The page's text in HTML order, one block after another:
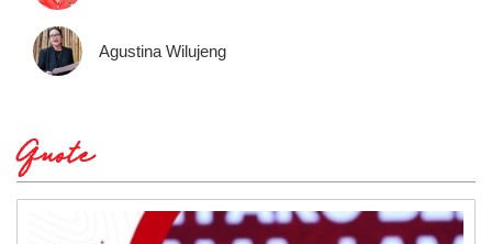
Agustina Wilujeng
Quote